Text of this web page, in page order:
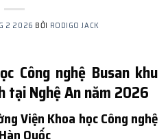
2 2026 BỞI RODIGO JACK
Công nghệ Busan khu
tại Nghệ An năm 2026
Viện Khoa học Công nghệ
Quốc